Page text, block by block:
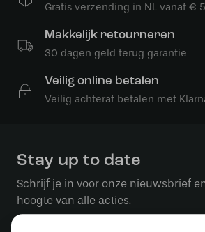
Gratis verzending in NL vanaf €
Makkelijk retourneren
30 dagen geld terug garantie
Veilig online betalen
Veilig achteraf betalen met
Stay up to date
Schrijf je in voor onze nieuwsbrief
hoogte van alle acties.